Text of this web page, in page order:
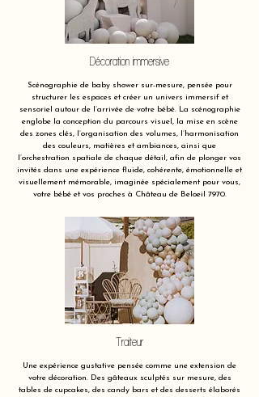
Décoration immersive
Scénographie de baby shower sur-mesure, pensée pour
structurer les espaces et créer un univers immersif et
sensoriel autour de l’arrivée de votre bébé. La scénographie
englobe la conception du parcours visuel, la mise en scène
des zones clés, l’organisation des volumes, l’harmonisation
des couleurs, matières et ambiances, ainsi que
l’orchestration spatiale de chaque détail, afin de plonger vos
invités dans une expérience fluide, cohérente, émotionnelle et
visuellement mémorable, imaginée spécialement pour vous,
votre bébé et vos proches à Château de Beloeil 7970.
Traiteur
Une expérience gustative pensée comme une extension de
votre décoration. Des gâteaux sculptés sur mesure, des
tables de cupcakes, des candy bars et des desserts élaborés